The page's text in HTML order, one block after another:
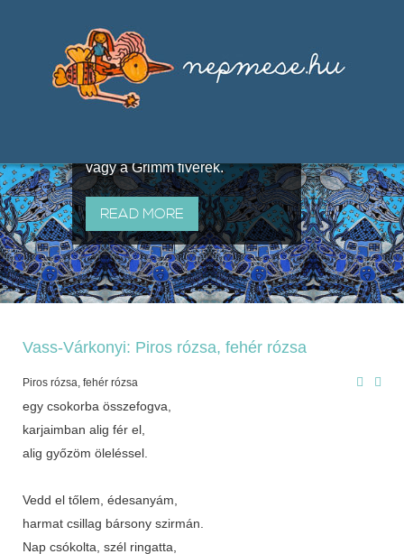
útján terjedő elbeszélésekből,
melyeket olyan ismert gyűjtők
állítottak össze, mint Benedek
vagy a Grimm fivérek.
READ MORE
Vass-Várkonyi: Piros rózsa, fehér rózsa
Piros rózsa, fehér rózsa
egy csokorba összefogva,
karjaimban alig fér el,
alig győzöm öleléssel.
Vedd el tőlem, édesanyám,
harmat csillag bársony szirmán.
Nap csókolta, szél ringatta,